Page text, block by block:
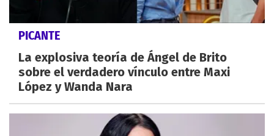
PICANTE
La explosiva teoría de Ángel de Brito
sobre el verdadero vínculo entre Maxi
López y Wanda Nara